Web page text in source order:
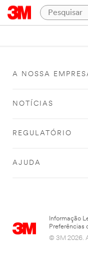
A NOSSA
NOTÍCIAS
REGULATÓRIO
AJUDA
Informação
Preferências
© 3M 2026.